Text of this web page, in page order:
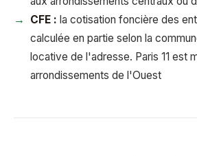
CFE : la cotisation foncière des
calculée en partie selon la
locative de l'adresse. Paris 11 est
arrondissements de l'Ouest